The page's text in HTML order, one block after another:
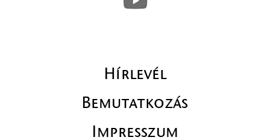
Hírlevél
Bemutatkozás
Impresszum